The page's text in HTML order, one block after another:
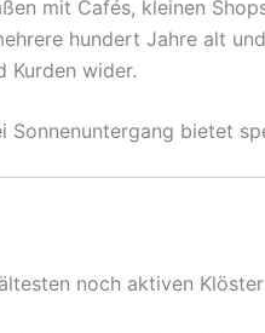
mit Cafés, kleinen
hundert Jahre alt
Kurden wider.
bietet
noch aktiven